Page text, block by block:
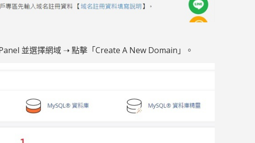
並選擇網域 ➝ 點擊「Create A New Domain」。